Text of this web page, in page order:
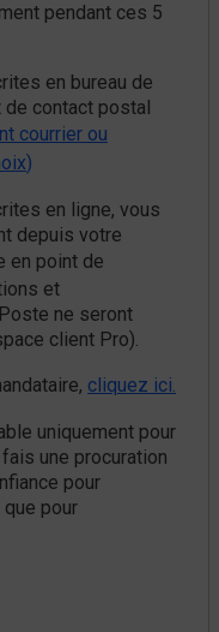
pendant ces 5
en bureau de
contact postal
courrier ou
)
en ligne, vous
depuis votre
en point de
et
ne seront
client Pro).
cliquez ici.
uniquement pour
une procuration
pour
que pour